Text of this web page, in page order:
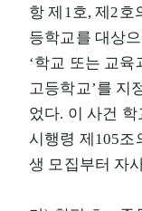
항 제1호, 제2호
등학교를 대상
‘학교 또는 교
고등학교’를 지
었다. 이 사건 학
시행령 제105조
생 모집부터 자